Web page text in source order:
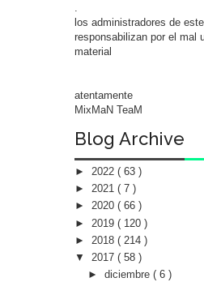
los administradores de
responsabilizan por el mal
material
atentamente
MixMaN TeaM
Blog Archive
► 2022 ( 63 )
► 2021 ( 7 )
► 2020 ( 66 )
► 2019 ( 120 )
► 2018 ( 214 )
▼ 2017 ( 58 )
► diciembre ( 6 )